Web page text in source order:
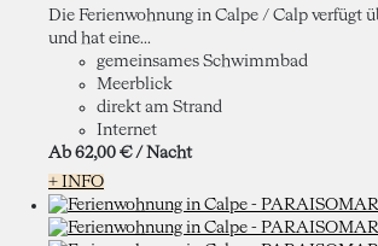
Die Ferienwohnung in Calpe / Calp verfügt
und hat eine...
gemeinsames Schwimmbad
Meerblick
direkt am Strand
Internet
Ab 62,00 € / Nacht
+ INFO